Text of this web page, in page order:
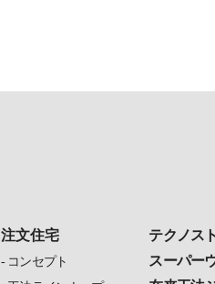
注文住宅
コンセプト
テクノス
スーパー